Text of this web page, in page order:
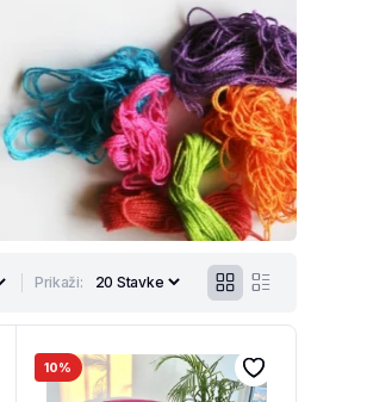
Prikaži:
10%